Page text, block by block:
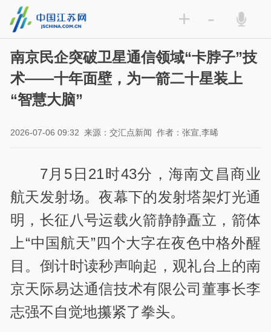
+ -
南京民企突破卫星通信领域“卡脖子”技
术——十年面壁，为一箭二十星装上
“智慧大脑”
2026-07-06 09:32 来源：交汇点新闻 作者：张宣,李晞
7月5日21时43分，海南文昌商业
航天发射场。夜幕下的发射塔架灯光通
明，长征八号运载火箭静静矗立，箭体
上“中国航天”四个大字在夜色中格外醒
目。倒计时读秒声响起，观礼台上的南
京天际易达通信技术有限公司董事长李
志强不自觉地攥紧了拳头。